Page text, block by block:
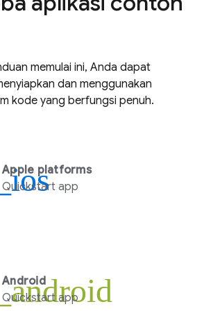
memulai ini, Anda dapat
dan menggunakan
kode yang berfungsi penuh.
Apple platforms
Quickstart app
Android
Quickstart app